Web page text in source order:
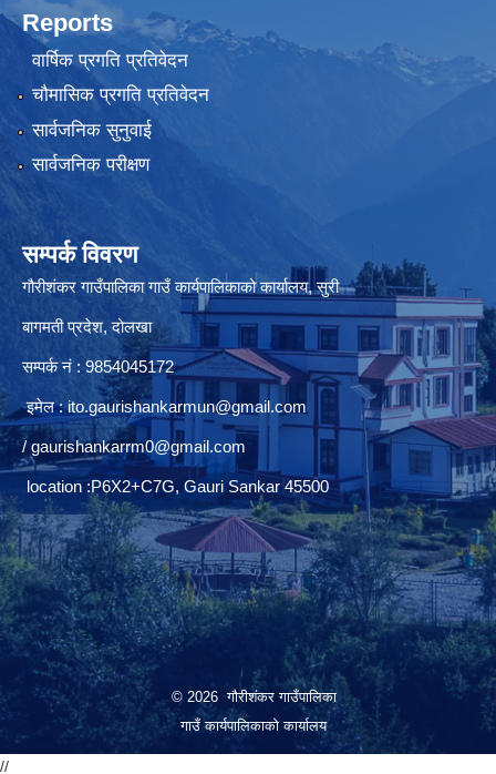
Reports
वार्षिक प्रगति प्रतिवेदन
चौमासिक प्रगति प्रतिवेदन
सार्वजनिक सुनुवाई
सार्वजनिक परीक्षण
सम्पर्क विवरण
गौरीशंकर गाउँपालिका गाउँ कार्यपालिकाको कार्यालय, सुरी
बागमती प्रदेश, दोलखा
सम्पर्क नं : 9854045172
इमेल :ito.gaurishankarmun@gmail.com
/gaurishankarrm0@gmail.com
location :P6X2+C7G, Gauri Sankar 45500
© 2026 गौरीशंकर गाउँपालिका
गाउँ कार्यपालिकाको कार्यालय
//